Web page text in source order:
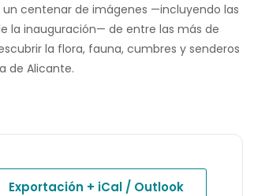
centenar de imágenes —incluyendo las
la inauguración— de entre las más de
la flora, fauna, cumbres y senderos
de Alicante.
Exportación + iCal / Outlook